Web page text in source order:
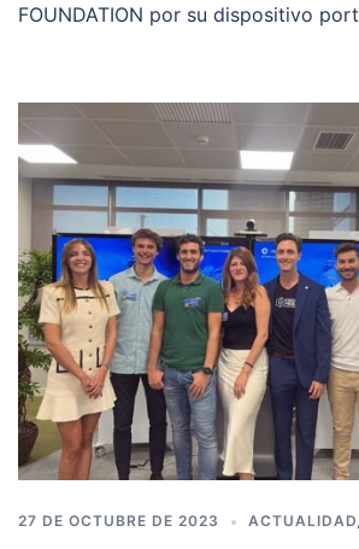
FOUNDATION por su dispositivo
27 DE OCTUBRE DE 2023 ACTUALIDAD,